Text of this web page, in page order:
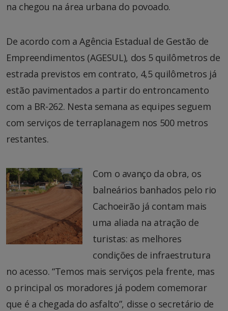
na chegou na área urbana do povoado.
De acordo com a Agência Estadual de Gestão de
Empreendimentos (AGESUL), dos 5 quilômetros de
estrada previstos em contrato, 4,5 quilômetros já
estão pavimentados a partir do entroncamento
com a BR-262. Nesta semana as equipes seguem
com serviços de terraplanagem nos 500 metros
restantes.
Com o avanço da obra, os
balneários banhados pelo rio
Cachoeirão já contam mais
uma aliada na atração de
turistas: as melhores
condições de infraestrutura
no acesso. “Temos mais serviços pela frente, mas
o principal os moradores já podem comemorar
que é a chegada do asfalto”, disse o secretário de